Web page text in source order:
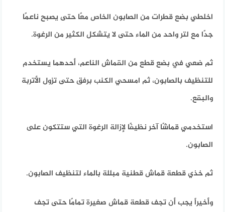
اخلطي بضع قطرات من الصابون الخاص معًا حتى يصبح ناعمًا
جدًا مع لتر واحد من الماء حتى لا يتشكل الكثير من الرغوة.
ثم ضعي في بضع قطع من القماش الناعم، أحدهما يستخدم
للتنظيف بالصابون، ثم امسحي الكنب برفق حتى تزول الأتربة
والبقع.
استخدمي قماشًا آخر نظيفًا لإزالة الرغوة التي ستتكون على
الصابون.
ثم خذي قطعة قماش قطنية مبللة بالماء لتنظيف الصابون.
وأخيراً يجب أن تجف قطعة قماش صغيرة تمامًا حتى تجف